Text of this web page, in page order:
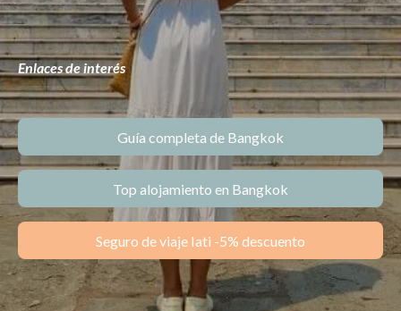
Enlaces de interés
Guía completa de Bangkok
Top alojamiento en Bangkok
Seguro de viaje Iati -5% descuento